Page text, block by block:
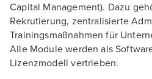
Capital Management). Dazu
Rekrutierung, zentralisierte
Trainingsmaßnahmen für
Alle Module werden als
Lizenzmodell vertrieben.